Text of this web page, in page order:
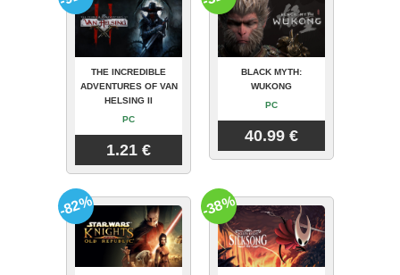
THE INCREDIBLE
ADVENTURES OF VAN
HELSING II
PC
1.21 €
BLACK MYTH:
WUKONG
PC
40.99 €
-82% -38%